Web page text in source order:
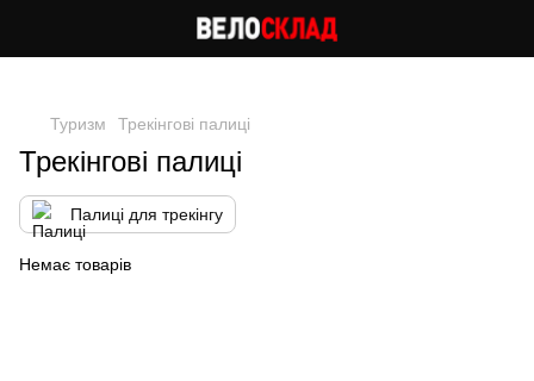
Туризм Трекінгові палиці
Трекінгові палиці
Палиці для трекінгу
Немає товарів